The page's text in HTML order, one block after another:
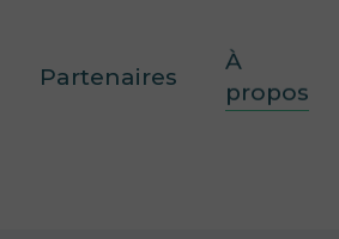
Partenaires
À
propos